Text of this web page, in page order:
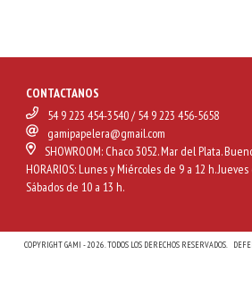
CONTACTANOS
54 9 223 454-3540 / 54 9 223 456-5658
gamipapelera@gmail.com
SHOWROOM: Chaco 3052. Mar del Plata.
HORARIOS: Lunes y Miércoles de 9 a 12 h.
Sábados de 10 a 13 h.
COPYRIGHT GAMI - 2026. TODOS LOS DERECHOS RESERVADOS.